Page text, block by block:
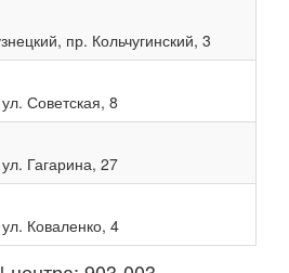
пр. Кольчугинский, 3
Советская, 8
Гагарина, 27
Коваленко, 4